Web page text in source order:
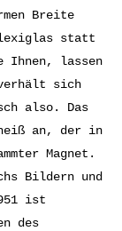
Breite
statt
Ihnen, lassen
sich
also. Das
an, der in
Magnet.
Bildern und
ist
des